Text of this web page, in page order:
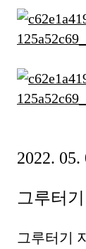
본문
2022.
그루터
그루터기